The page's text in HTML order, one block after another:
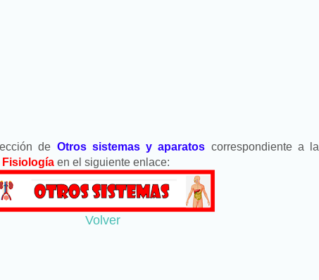
de Otros sistemas y aparatos correspondiente a la
en el siguiente enlace:
Volver